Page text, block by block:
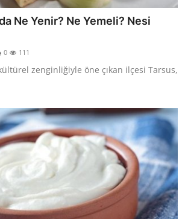
Ne Yenir? Ne Yemeli? Nesi
0 111
zenginliğiyle öne çıkan ilçesi Tarsus,